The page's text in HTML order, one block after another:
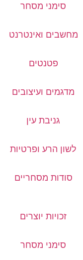
סימני מסחר
מחשבים ואינטרנט
פטנטים
מדגמים ועיצובים
גניבת עין
לשון הרע ופרטיות
סודות מסחריים
זכויות יוצרים
סימני מסחר